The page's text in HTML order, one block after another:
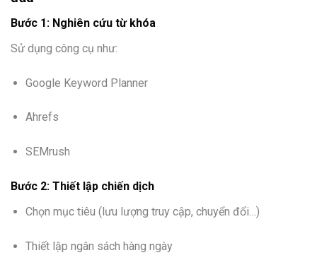
Bước 1: Nghiên cứu từ khóa
Sử dụng công cụ như:
Google Keyword Planner
Ahrefs
SEMrush
Bước 2: Thiết lập chiến dịch
Chọn mục tiêu (lưu lượng truy cập, chuyển đổi…)
Thiết lập ngân sách hàng ngày